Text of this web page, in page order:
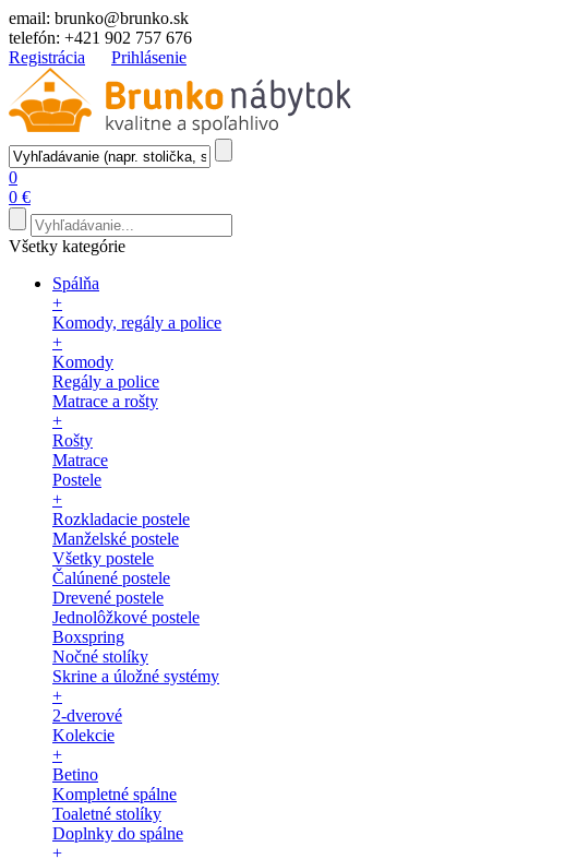
email: brunko@brunko.sk
telefón: +421 902 757 676
Registrácia
Prihlásenie
0
0 €
Všetky kategórie
Spálňa
+
Komody, regály a police
+
Komody
Regály a police
Matrace a rošty
+
Rošty
Matrace
Postele
+
Rozkladacie postele
Manželské postele
Všetky postele
Čalúnené postele
Drevené postele
Jednolôžkové postele
Boxspring
Nočné stolíky
Skrine a úložné systémy
+
2-dverové
Kolekcie
+
Betino
Kompletné spálne
Toaletné stolíky
Doplnky do spálne
+